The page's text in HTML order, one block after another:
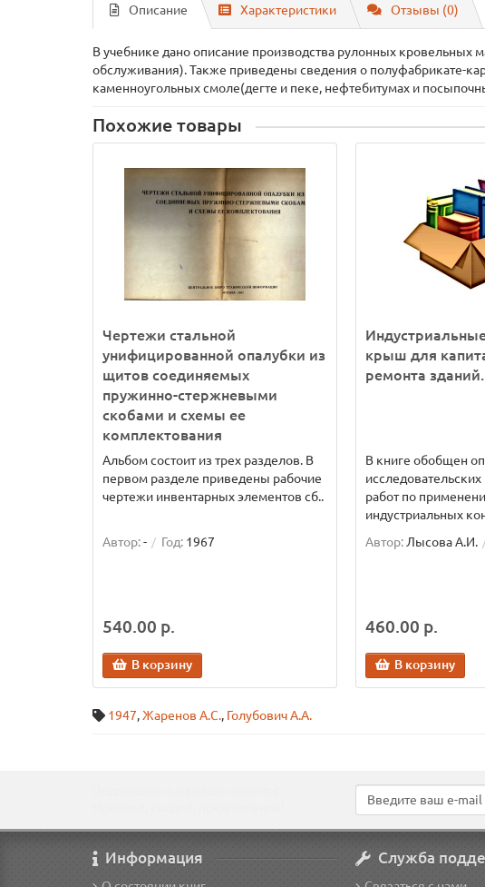
Описание Характеристики Отзывы (0)
В учебнике дано описание производства рулонных кровельных
обслуживания). Также приведены сведения о полуфабрикате-
каменноугольных смоле(дегте и пеке, нефтебитумах и
Похожие товары
Чертежи стальной
унифицированной опалубки из
щитов соединяемых
пружинно-стержневыми
скобами и схемы ее
комплектования
Альбом состоит из трех разделов. В
первом разделе приведены рабочие
чертежи инвентарных элементов сб..
Автор:- Год: 1967
540.00 р.
В корзину
крыш для
ремонта зданий.
В книге обобщен
работ по
индустриальных
Автор: Лысова А.И.
460.00 р.
В корзину
1947,Жаренов А.С., Голубович А.А.
Информация Служба